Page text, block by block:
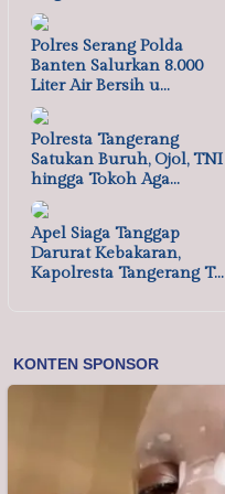
Polres Serang Polda
Banten Salurkan 8.000
Liter Air Bersih u…
Polresta Tangerang
Satukan Buruh, Ojol, TNI
hingga Tokoh Aga…
Apel Siaga Tanggap
Darurat Kebakaran,
Kapolresta Tangerang T…